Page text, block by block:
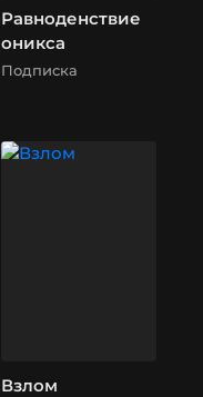
Равноденствие
оникса
Подписка
Взлом